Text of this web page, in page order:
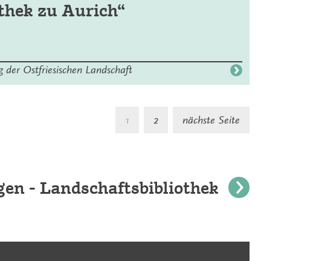
zu Aurich“
Ostfriesischen Landschaft
1 2 nächste Seite
- Landschaftsbibliothek